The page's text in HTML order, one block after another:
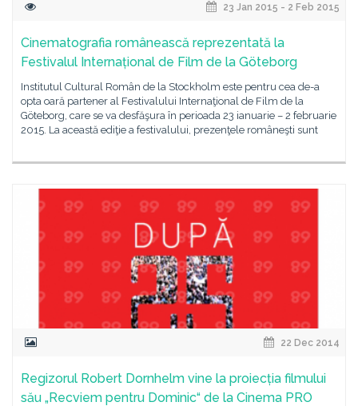
23 Jan 2015 - 2 Feb 2015
Cinematografia românească reprezentată la
Festivalul Internațional de Film de la Göteborg
Institutul Cultural Român de la Stockholm este pentru cea de-a
opta oară partener al Festivalului Internaţional de Film de la
Göteborg, care se va desfăşura în perioada 23 ianuarie – 2 februarie
2015. La această ediţie a festivalului, prezenţele româneşti sunt
22 Dec 2014
Regizorul Robert Dornhelm vine la proiecția filmului
său „Recviem pentru Dominic“ de la Cinema PRO